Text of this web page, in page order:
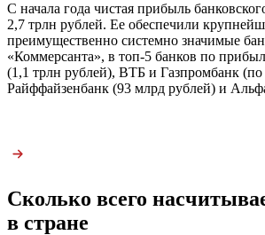
С начала года чистая прибыль
2,7 трлн рублей. Ее обеспечили
преимущественно системно значимые
«Коммерсанта», в топ-5 банков по
(1,1 трлн рублей), ВТБ и Газпромбанк
Райффайзенбанк (93 млрд рублей) и
Сколько всего
в стране